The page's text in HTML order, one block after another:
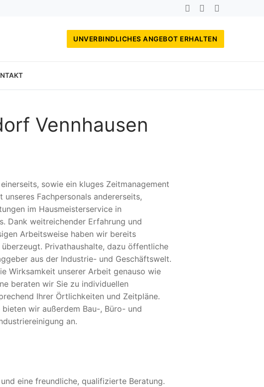
UNVERBINDLICHES ANGEBOT ERHALTEN
Vennhausen
sowie ein kluges Zeitmanagement
unseres Fachpersonals andererseits,
im Hausmeisterservice in
Dank weitreichender Erfahrung und
Arbeitsweise haben wir bereits
Privathaushalte, dazu öffentliche
aus der Industrie- und Geschäftswelt.
Wirksamkeit unserer Arbeit genauso wie
beraten wir Sie zu individuellen
Ihrer Örtlichkeiten und Zeitpläne.
wir außerdem Bau-, Büro- und
an.
eine freundliche, qualifizierte Beratung.